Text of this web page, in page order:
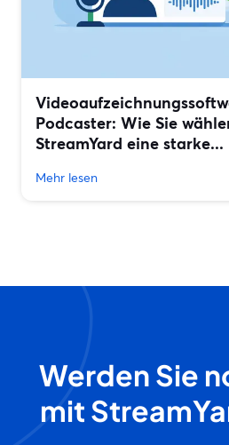
Podcaster: Wie Sie
StreamYard eine starke...
Mehr lesen
Werden Sie
mit